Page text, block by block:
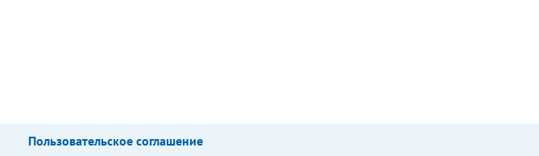
Пользовательское соглашение